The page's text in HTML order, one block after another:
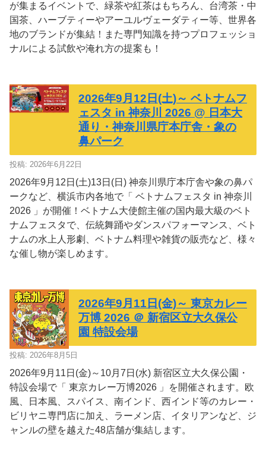
が集まるイベントで、緑茶や紅茶はもちろん、台湾茶・中
国茶、ハーブティーやアーユルヴェーダティー等、世界各
地のブランドが集結！また専門知識を持つプロフェッショ
ナルによる試飲や淹れ方の提案も！
2026年9月12日(土)～ ベトナムフ
ェスタ in 神奈川 2026 @ 日本大
通り・神奈川県庁本庁舎・象の
鼻パーク
投稿: 2026年6月22日
2026年9月12日(土)13日(日) 神奈川県庁本庁舎や象の鼻パ
ークなど、横浜市内各地で「 ベトナムフェスタ in 神奈川
2026 」が開催！ベトナム大使館主催の国内最大級のベト
ナムフェスタで、伝統舞踊やダンスパフォーマンス、ベト
ナムの水上人形劇、ベトナム料理や雑貨の販売など、様々
な催し物が楽しめます。
2026年9月11日(金)～ 東京カレー
万博 2026 ＠ 新宿区立大久保公
園 特設会場
投稿: 2026年8月5日
2026年9月11日(金)～10月7日(水) 新宿区立大久保公園・
特設会場で「 東京カレー万博2026 」を開催されます。欧
風、日本風、スパイス、南インド、西インド等のカレー・
ビリヤニ専門店に加え、ラーメン店、イタリアンなど、ジ
ャンルの壁を越えた48店舗が集結します。